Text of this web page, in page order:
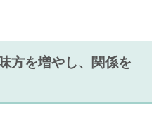
方を増やし、関係を